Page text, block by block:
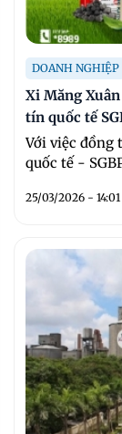
DOANH NGHIỆP
Xi Măng
tín quốc tế
Với việc đồng
quốc tế -
25/03/2026 - 14:01